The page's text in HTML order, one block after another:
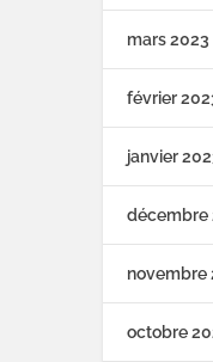
mars 2023
février
janvier
décembre
novembre
octobre